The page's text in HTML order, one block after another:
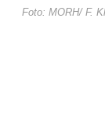
Foto: MORH/ F.